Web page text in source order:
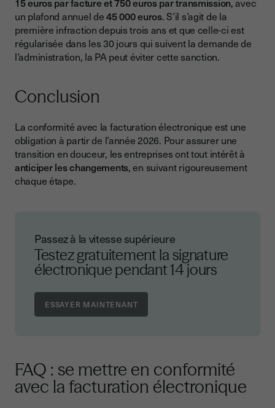
un plafond annuel de45 000 euros. S’il s’agit de la
première infraction depuis trois ans et que celle-ci est
régularisée dans les 30 jours qui suivent la demande de
l’administration, la PA peut éviter cette sanction.
Conclusion
La conformité avec la facturation électronique est une
obligation à partir de l’année 2026. Pour assurer une
transition en douceur, les entreprises ont tout intérêt à
anticiper les changements, en suivant rigoureusement
chaque étape.
Passez à la vitesse supérieure
Testez gratuitement la signature
électronique pendant 14 jours
FAQ : se mettre en conformité
avec la facturation électronique